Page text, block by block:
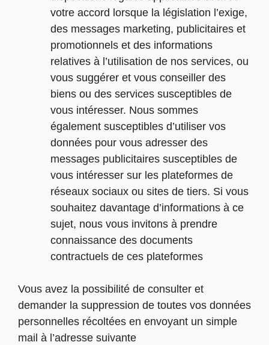
votre accord lorsque la législation l’exige,
des messages marketing, publicitaires et
promotionnels et des informations
relatives à l’utilisation de nos services, ou
vous suggérer et vous conseiller des
biens ou des services susceptibles de
vous intéresser. Nous sommes
également susceptibles d’utiliser vos
données pour vous adresser des
messages publicitaires susceptibles de
vous intéresser sur les plateformes de
réseaux sociaux ou sites de tiers. Si vous
souhaitez davantage d’informations à ce
sujet, nous vous invitons à prendre
connaissance des documents
contractuels de ces plateformes
Vous avez la possibilité de consulter et
demander la suppression de toutes vos données
personnelles récoltées en envoyant un simple
mail à l’adresse suivante